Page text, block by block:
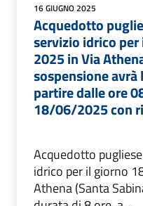
16 GIUGNO 2025
Acquedotto
servizio idrico
2025 in Via
sospensione avrà
partire dalle ore
18/06/2025 con
Acquedotto
idrico per il giorno
Athena (Santa